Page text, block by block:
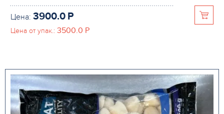
Цена: 3900.0 P
Цена от упак.: 3500.0 P